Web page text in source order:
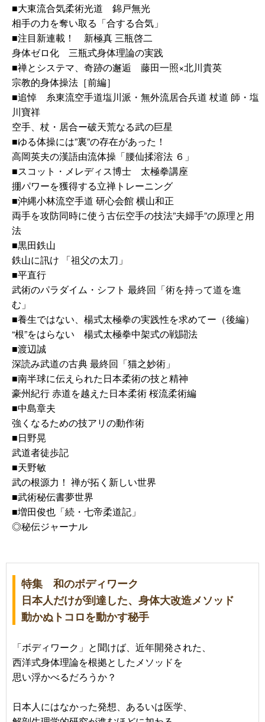
■大東流合気柔術光道 錦戸無光
相手の力を奪い取る「合する合気」
■注目新連載！ 新極真 三瓶啓二
身体ゼロ化 三瓶式身体理論の実践
■禅とシステマ、奇跡の邂逅 藤田一照×北川貴英
宗教的身体操法［前編］
■追悼 糸東流空手道塩川派・無外流居合兵道 杖道 師・塩
川寶祥
空手、杖・居合ー破天荒なる武の巨星
■ゆる体操には”裏”の存在があった！
高岡英夫の漢語由流体操「腰仙揉溶法 ６」
■スコット・メレディス博士 太極拳講座
掤パワーを獲得する立禅トレーニング
■沖縄小林流空手道 研心会館 横山和正
両手を攻防同時に使う古伝空手の技法”夫婦手”の原理と用
法
■黒田鉄山
鉄山に訊け 「祖父の太刀」
■平直行
武術のパラダイム・シフト 最終回「術を持って道を進
む」
■養生ではない、楊式太極拳の実践性を求めてー（後編）
“根”をはらない 楊式太極拳中架式の戦闘法
■渡辺誠
深読み武道の古典 最終回「猫之妙術」
■南半球に伝えられた日本柔術の技と精神
豪州紀行 赤道を越えた日本柔術 桜流柔術編
■中島章夫
強くなるための技アリの動作術
■日野晃
武道者徒歩記
■天野敏
武の根源力！ 禅が拓く新しい世界
■武術秘伝書夢世界
■増田俊也「続・七帝柔道記」
◎秘伝ジャーナル
特集 和のボディワーク
日本人だけが到達した、身体大改造メソッド
動かぬトコロを動かす秘手
「ボディワーク」と聞けば、近年開発された、
西洋式身体理論を根拠としたメソッドを
思い浮かべるだろうか？
日本人にはなかった発想、あるいは医学、